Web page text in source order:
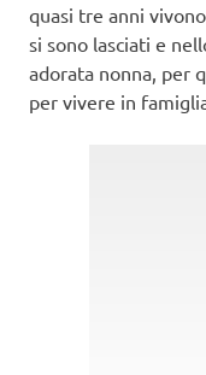
quasi tre anni
si sono lasciati e
adorata nonna, per
per vivere in